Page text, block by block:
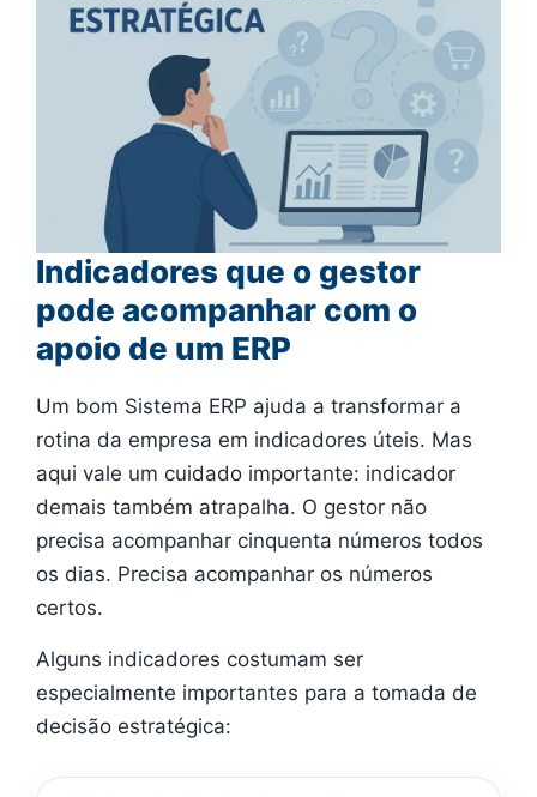
Indicadores que o gestor
pode acompanhar com o
apoio de um ERP
Um bom Sistema ERP ajuda a transformar a
rotina da empresa em indicadores úteis. Mas
aqui vale um cuidado importante: indicador
demais também atrapalha. O gestor não
precisa acompanhar cinquenta números todos
os dias. Precisa acompanhar os números
certos.
Alguns indicadores costumam ser
especialmente importantes para a tomada de
decisão estratégica: